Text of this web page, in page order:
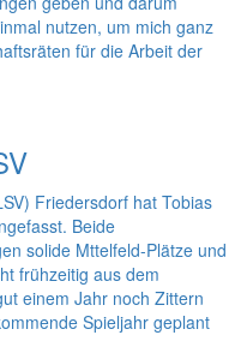
nutzen, um mich ganz
für die Arbeit der
Friedersdorf hat Tobias
Beide
solide Mttelfeld-Plätze und
frühzeitig aus dem
einem Jahr noch Zittern
Spieljahr geplant